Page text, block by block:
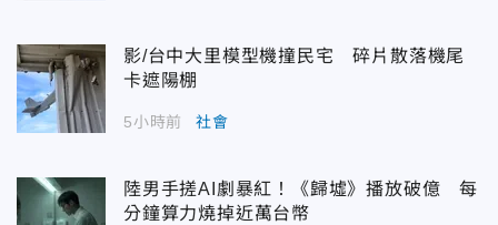
影/台中大里模型機撞民宅 碎片散落機尾
卡遮陽棚
5小時前 社會
陸男手搓AI劇暴紅！《歸墟》播放破億 每
分鐘算力燒掉近萬台幣